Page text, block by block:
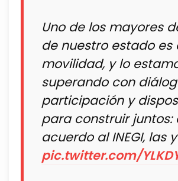
Uno de los mayores
de nuestro estado es
movilidad, y lo
superando con
participación y
para construir juntos:
acuerdo al INEGI, las
pic.twitter.com/